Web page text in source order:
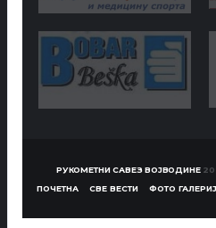
РУКОМЕТНИ САВЕЗ ВОЈВОДИНЕ
ПОЧЕТНА
СВЕ ВЕСТИ ФОТО